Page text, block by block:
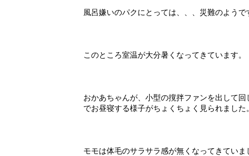
風呂嫌いのパクにとっては、、、災難のようで
このところ室温が大分暑くなってきています。
おかあちゃんが、小型の撹拌ファンを出して
でお昼寝する様子がちょくちょく見られました
モモは体毛のサラサラ感が無くなってきてい